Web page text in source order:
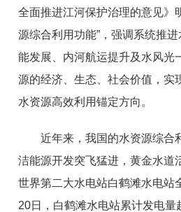
全面推进江河保护治理的意见》
源综合利用功能”，强调系统推
能发展、内河航运提升及水风光
源的经济、生态、社会价值，实
水资源高效利用锚定方向。
近年来，我国的水资源综合
洁能源开发突飞猛进，黄金水道
世界第二大水电站白鹤滩水电站
20日，白鹤滩水电站累计发电量